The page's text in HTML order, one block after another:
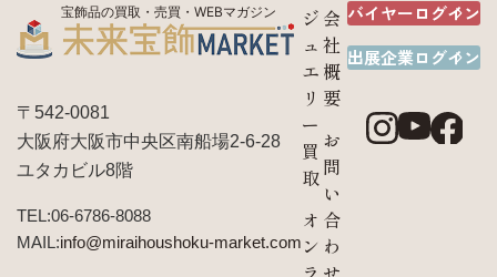
宝飾品の買取・売買・WEBマガジン
〒542-0081
大阪府大阪市中央区南船場2-6-28
ユタカビル8階
TEL:06-6786-8088
MAIL:info@miraihoushoku-market.com
ジ
ュ
エ
リ
ー
買
取
オ
ン
会
社
概
要
お
問
い
合
わ
バイヤーログイン
出展企業ログイン